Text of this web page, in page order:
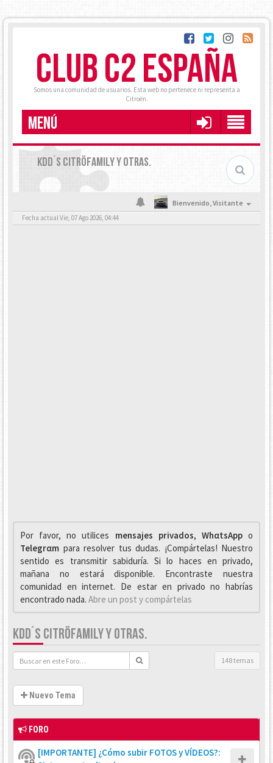
CLUB C2 ESPAÑA
Somos una comunidad de usuarios. Esta web no pertenece ni representa a
Citroën.
MENÚ
KDD´S CITRÖFAMILY Y OTRAS.
Bienvenido,Visitante
Fecha actual Vie, 07 Ago 2026, 04:44
Por favor, no utilices mensajes privados, WhαtsAppo
Telegrαm para resolver tus dudas. ¡Compártelas! Nuestro
sentido es transmitir sabiduría. Si lo haces en privado,
mañana no estará disponible. Encontraste nuestra
comunidad en internet. De estar en privado no habrías
encontrado nada. Abre un post y compártelas
KDD´S CITRÖFAMILY Y OTRAS.
148 temas
Nuevo Tema
FORO
[IMPORTANTE] ¿Cómo subir FOTOS y VÍDEOS?: